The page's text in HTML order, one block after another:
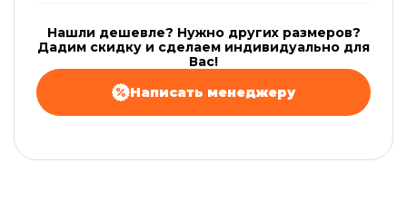
Нашли дешевле? Нужно других размеров?
Дадим скидку и сделаем индивидуально для
Вас!
Написать менеджеру